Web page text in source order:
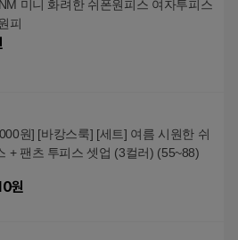
미니 화려한 쉬폰원피스 여자투피스
피
원] [바캉스룩] [세트] 여름 시원한 쉬
+ 팬츠 투피스 셋업 (3컬러) (55~88)
원